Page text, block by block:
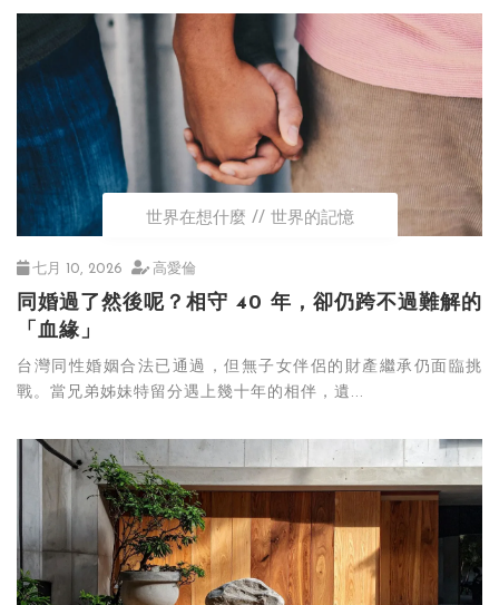
世界在想什麼 世界的記憶
七月 10, 2026 高愛倫
同婚過了然後呢？相守 40 年，卻仍跨不過難解的
「血緣」
台灣同性婚姻合法已通過，但無子女伴侶的財產繼承仍面臨挑
戰。當兄弟姊妹特留分遇上幾十年的相伴，遺...